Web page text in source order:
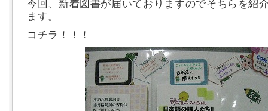
今回、新着図書が届いておりますのでそちらを紹
ます。
コチラ！！！